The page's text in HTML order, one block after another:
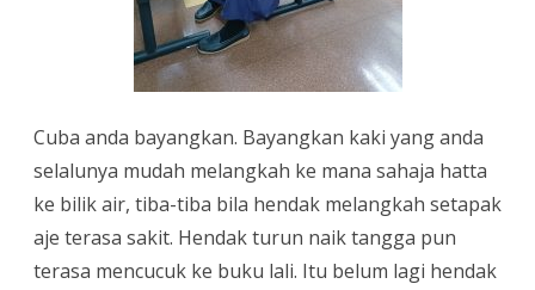
Cuba anda bayangkan. Bayangkan kaki yang anda
selalunya mudah melangkah ke mana sahaja hatta
ke bilik air, tiba-tiba bila hendak melangkah setapak
aje terasa sakit. Hendak turun naik tangga pun
terasa mencucuk ke buku lali. Itu belum lagi hendak